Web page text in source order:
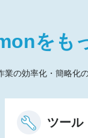
をも
業の効率化・簡略化
ツール